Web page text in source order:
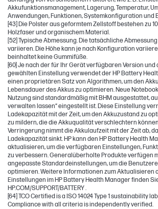
Akkufunktionsmanagement, Lagerung, Temperatur,
Anwendungen, Funktionen, Systemkonfiguration und
[43] Die Polster aus geformtem Zellstoff bestehen zu
Holzfaser und organischem Material.
[52] Typische Abmessung. Die tatsächliche
variieren. Die Höhe kann je nach Konfiguration
beinhaltet keine Gummifüße.
[60] Je nach der für Ihr Gerät verfügbaren Version und
gewählten Einstellung verwendet der HP Battery
einen proprietären Satz von Algorithmen, um den
Lebensdauer des Akkus zu optimieren. Neue
Nutzung sind standardmäßig mit BHM ausgestattet,
verwalten lassen“ eingestellt ist. Diese Einstellung
Ladekapazität mit der Zeit, um den Akkuzustand zu
zu mildern, die die Akkuqualität verschlechtern
Verringerung nimmt die Akkulaufzeit mit der Zeit ab,
Ladekapazität sinkt. HP kann den HP Battery Health
aktualisieren, um die verfügbaren Einstellungen,
zu verbessern. Generalüberholte Produkte verfügen
angepasste Standardeinstellungen, um die
optimieren. Weitere Informationen zum Aktualisieren
Einstellungen im HP Battery Health Manager finden
HP.COM/SUPPORT/BATTERY .
[64] TCO Certified is a ISO 14024 Type 1 sustainability
Compliance with all criteria is independently verified.